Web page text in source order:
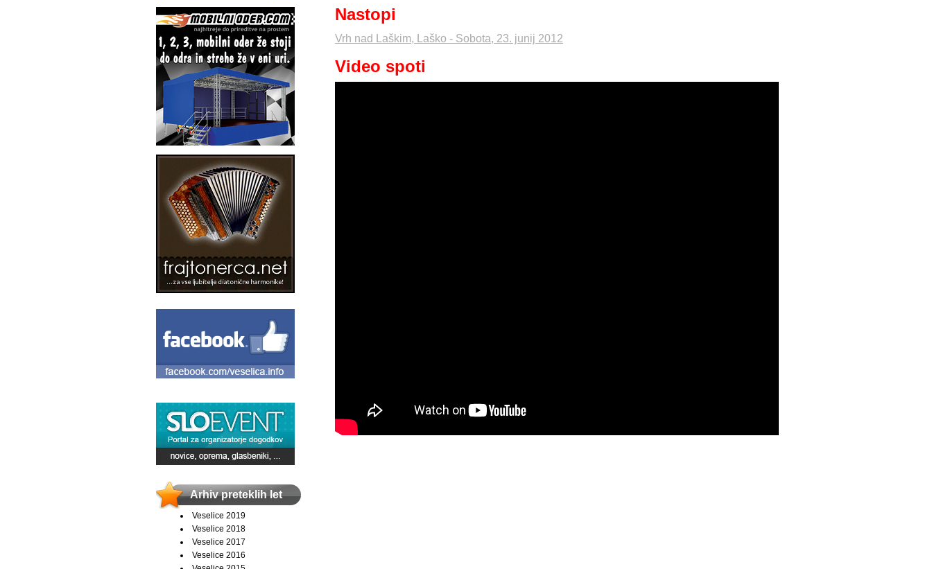
Arhiv preteklih let
Veselice 2019
Veselice 2018
Veselice 2017
Veselice 2016
Nastopi
Vrh nad Laškim, Laško - Sobota, 23. junij 2012
Video spoti